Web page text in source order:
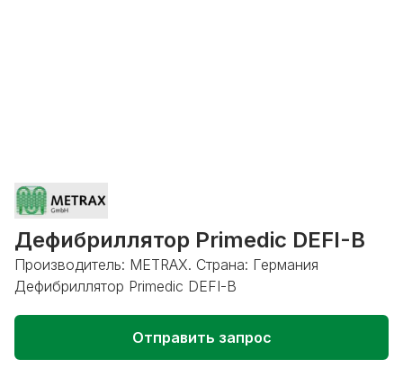
Дефибриллятор Primedic DEFI-B
Производитель: METRAX. Страна: Германия
Дефибриллятор Primedic DEFI-B
Отправить запрос